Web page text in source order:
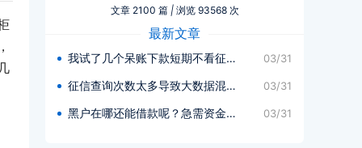
文章 2100 篇 |浏览 93568 次
最新文章
我试了几个呆账下款短期不看征信... 03/31
征信查询次数太多导致大数据混乱... 03/31
黑户在哪还能借款呢？急需资金周... 03/31